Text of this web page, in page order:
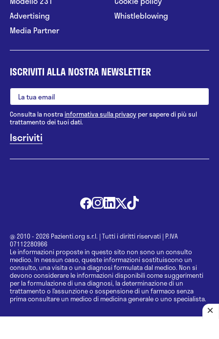
Advertising
Media Partner
Whistleblowing
ISCRIVITI ALLA NOSTRA NEWSLETTER
Consulta la nostrainformativa sulla privacy per sapere di più sul
trattamento dei tuoi dati.
@ 2010 - 2026 Pazienti.org s.r.l. | Tutti i diritti riservati | P.IVA
07112280966
Le informazioni proposte in questo sito non sono un consulto
medico. In nessun caso, queste informazioni sostituiscono un
consulto, una visita o una diagnosi formulata dal medico. Non si
devono considerare le informazioni disponibili come suggerimenti
per la formulazione di una diagnosi, la determinazione di un
trattamento o l’assunzione o sospensione di un farmaco senza
prima consultare un medico di medicina generale o uno specialista.